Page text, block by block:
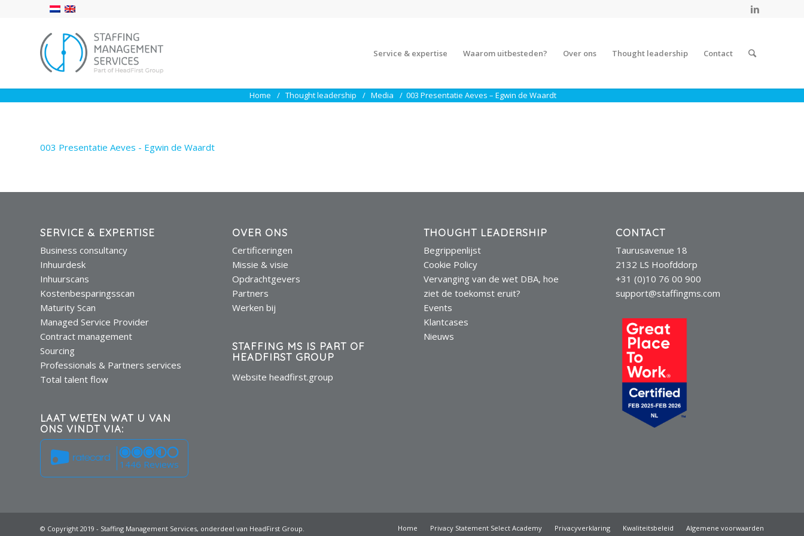
Service & expertise Waarom uitbesteden? Over ons Thought leadership Contact
Home Thought leadership Media 003 Presentatie Aeves – Egwin de Waardt
003 Presentatie Aeves - Egwin de Waardt
SERVICE & EXPERTISE
Business consultancy
Inhuurdesk
Inhuurscans
Kostenbesparingsscan
Maturity Scan
Managed Service Provider
Contract management
Sourcing
Professionals & Partners services
Total talent flow
LAAT WETEN WAT U VAN
ONS VINDT VIA:
1446 Reviews
OVER ONS
Certificeringen
Missie & visie
Opdrachtgevers
Partners
Werken bij
STAFFING MS IS PART OF
HEADFIRST GROUP
Website headfirst.group
THOUGHT LEADERSHIP
Begrippenlijst
Cookie Policy
Vervanging van de wet DBA, hoe
ziet de toekomst eruit?
Events
Klantcases
Nieuws
CONTACT
Taurusavenue 18
2132 LS Hoofddorp
+31 (0)10 76 00 900
support@staffingms.com
© Copyright 2019 - Staffing Management Services, onderdeel van HeadFirst Group. Home Privacy Statement Select Academy Privacyverklaring Kwaliteitsbeleid Algemene voorwaarden